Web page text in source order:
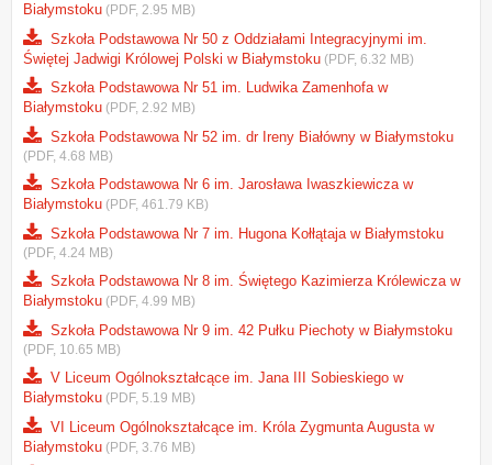
Białymstoku (PDF, 2.95 MB)
Szkoła Podstawowa Nr 50 z Oddziałami Integracyjnymi im.
Świętej Jadwigi Królowej Polski w Białymstoku (PDF, 6.32 MB)
Szkoła Podstawowa Nr 51 im. Ludwika Zamenhofa w
Białymstoku (PDF, 2.92 MB)
Szkoła Podstawowa Nr 52 im. dr Ireny Białówny w Białymstoku
(PDF, 4.68 MB)
Szkoła Podstawowa Nr 6 im. Jarosława Iwaszkiewicza w
Białymstoku (PDF, 461.79 KB)
Szkoła Podstawowa Nr 7 im. Hugona Kołłątaja w Białymstoku
(PDF, 4.24 MB)
Szkoła Podstawowa Nr 8 im. Świętego Kazimierza Królewicza w
Białymstoku (PDF, 4.99 MB)
Szkoła Podstawowa Nr 9 im. 42 Pułku Piechoty w Białymstoku
(PDF, 10.65 MB)
V Liceum Ogólnokształcące im. Jana III Sobieskiego w
Białymstoku (PDF, 5.19 MB)
VI Liceum Ogólnokształcące im. Króla Zygmunta Augusta w
Białymstoku (PDF, 3.76 MB)